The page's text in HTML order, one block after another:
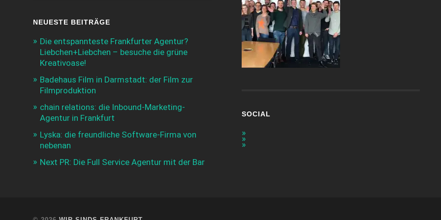
NEUESTE BEITRÄGE
Die entspannteste Frankfurter Agentur?
Liebchen+Liebchen – besuche die grüne
Kreativoase!
Badehaus Film in Darmstadt: der Film zur
Filmproduktion
chain relations: die Inbound-Marketing-
Agentur in Frankfurt
Lyska: die freundliche Software-Firma von
nebenan
Next PR: Die Full Service Agentur mit der Bar
SOCIAL